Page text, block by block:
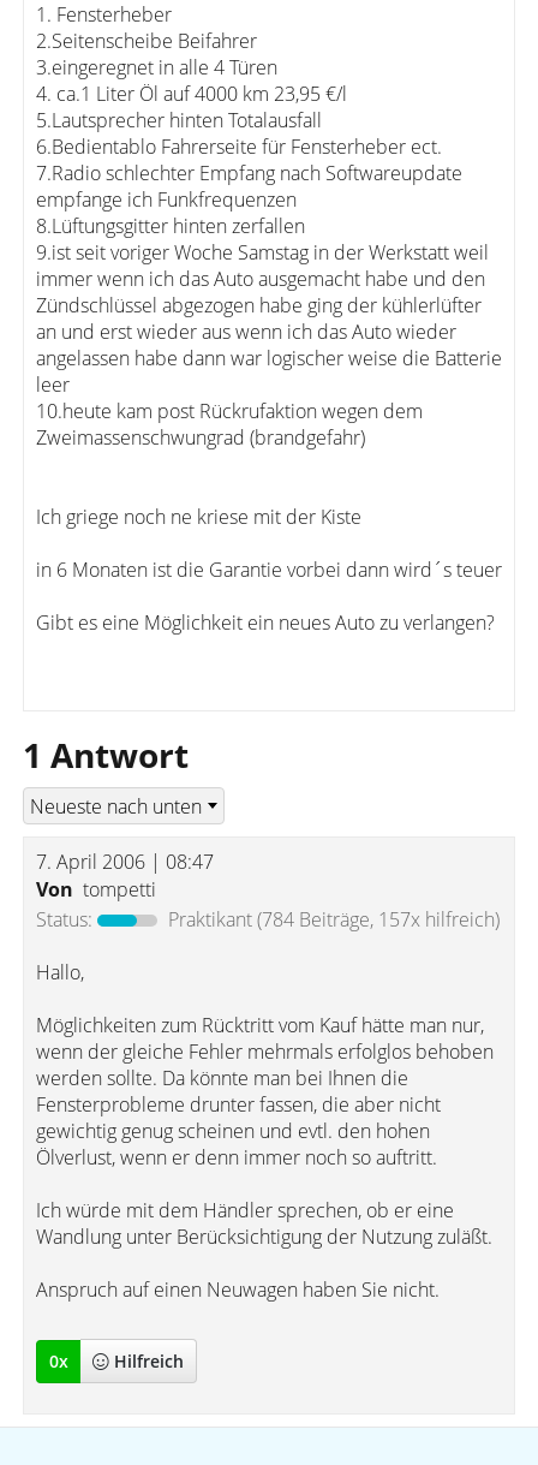
1. Fensterheber
2.Seitenscheibe Beifahrer
3.eingeregnet in alle 4 Türen
4. ca.1 Liter Öl auf 4000 km 23,95 €/l
5.Lautsprecher hinten Totalausfall
6.Bedientablo Fahrerseite für Fensterheber ect.
7.Radio schlechter Empfang nach Softwareupdate
empfange ich Funkfrequenzen
8.Lüftungsgitter hinten zerfallen
9.ist seit voriger Woche Samstag in der Werkstatt weil
immer wenn ich das Auto ausgemacht habe und den
Zündschlüssel abgezogen habe ging der kühlerlüfter
an und erst wieder aus wenn ich das Auto wieder
angelassen habe dann war logischer weise die Batterie
leer
10.heute kam post Rückrufaktion wegen dem
Zweimassenschwungrad (brandgefahr)
Ich griege noch ne kriese mit der Kiste
in 6 Monaten ist die Garantie vorbei dann wird´s teuer
Gibt es eine Möglichkeit ein neues Auto zu verlangen?
1 Antwort
7. April 2006 | 08:47
Von tompetti
Status:
Praktikant(784 Beiträge, 157x hilfreich)
Hallo,
Möglichkeiten zum Rücktritt vom Kauf hätte man nur,
wenn der gleiche Fehler mehrmals erfolglos behoben
werden sollte. Da könnte man bei Ihnen die
Fensterprobleme drunter fassen, die aber nicht
gewichtig genug scheinen und evtl. den hohen
Ölverlust, wenn er denn immer noch so auftritt.
Ich würde mit dem Händler sprechen, ob er eine
Wandlung unter Berücksichtigung der Nutzung zuläßt.
Anspruch auf einen Neuwagen haben Sie nicht.
0x Hilfreich